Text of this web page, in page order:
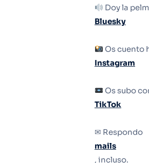
Doy la
Bluesky
Os cuento
Instagram
Os subo
TikTok
✉ Respondo
mails
, incluso.